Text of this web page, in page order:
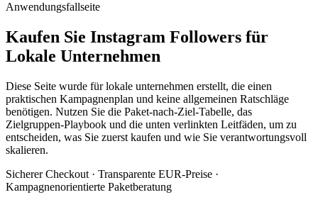
Anwendungsfallseite
Kaufen Sie Instagram Followers für
Lokale Unternehmen
Diese Seite wurde für lokale unternehmen erstellt, die einen
praktischen Kampagnenplan und keine allgemeinen Ratschläge
benötigen. Nutzen Sie die Paket-nach-Ziel-Tabelle, das
Zielgruppen-Playbook und die unten verlinkten Leitfäden, um zu
entscheiden, was Sie zuerst kaufen und wie Sie verantwortungsvoll
skalieren.
Sicherer Checkout · Transparente EUR-Preise ·
Kampagnenorientierte Paketberatung